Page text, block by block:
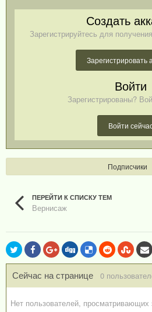
Создать
Зарегистрируйтесь для
Зарегистрировать
Войти
Зарегистрированы?
Войти
Подписчики
ПЕРЕЙТИ К СПИСКУ ТЕМ
Вернисаж
Сейчас на странице 0
Нет пользователей, просматривающих